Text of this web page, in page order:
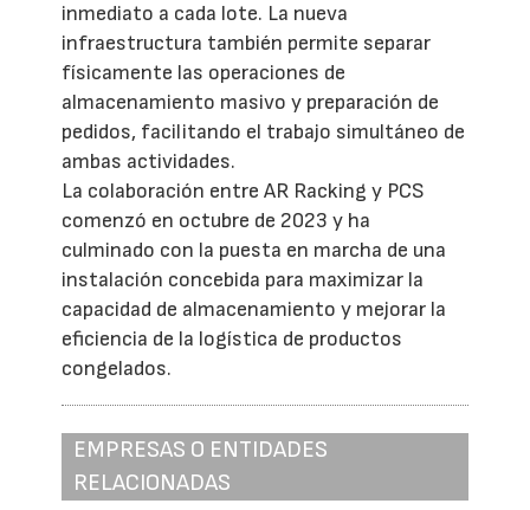
inmediato a cada lote. La nueva
infraestructura también permite separar
físicamente las operaciones de
almacenamiento masivo y preparación de
pedidos, facilitando el trabajo simultáneo de
ambas actividades.
La colaboración entre AR Racking y PCS
comenzó en octubre de 2023 y ha
culminado con la puesta en marcha de una
instalación concebida para maximizar la
capacidad de almacenamiento y mejorar la
eficiencia de la logística de productos
congelados.
EMPRESAS O ENTIDADES
RELACIONADAS